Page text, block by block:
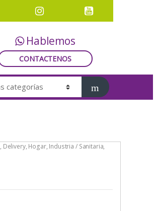
Hablemos
CONTACTENOS
, Delivery, Hogar, Industria / Sanitaria,